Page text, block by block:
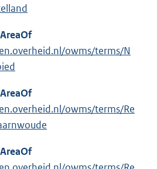
owms/terms/N
owms/terms/Re